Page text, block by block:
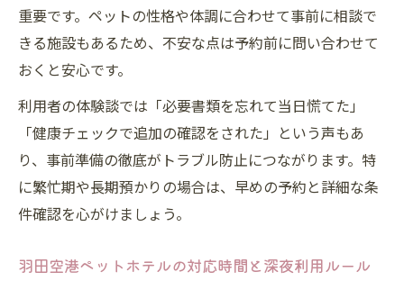
重要です。ペットの性格や体調に合わせて事前に相談で
きる施設もあるため、不安な点は予約前に問い合わせて
おくと安心です。
利用者の体験談では「必要書類を忘れて当日慌てた」
「健康チェックで追加の確認をされた」という声もあ
り、事前準備の徹底がトラブル防止につながります。特
に繁忙期や長期預かりの場合は、早めの予約と詳細な条
件確認を心がけましょう。
羽田空港ペットホテルの対応時間と深夜利用ルール